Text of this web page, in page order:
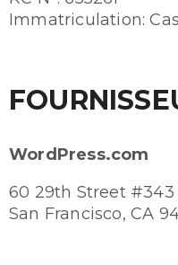
Immatriculation:
WordPress.com
60 29th Street #343
San Francisco, CA